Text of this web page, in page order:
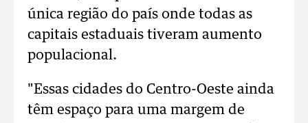
única região do país onde todas as
capitais estaduais tiveram aumento
populacional.
"Essas cidades do Centro-Oeste ainda
têm espaço para uma margem de